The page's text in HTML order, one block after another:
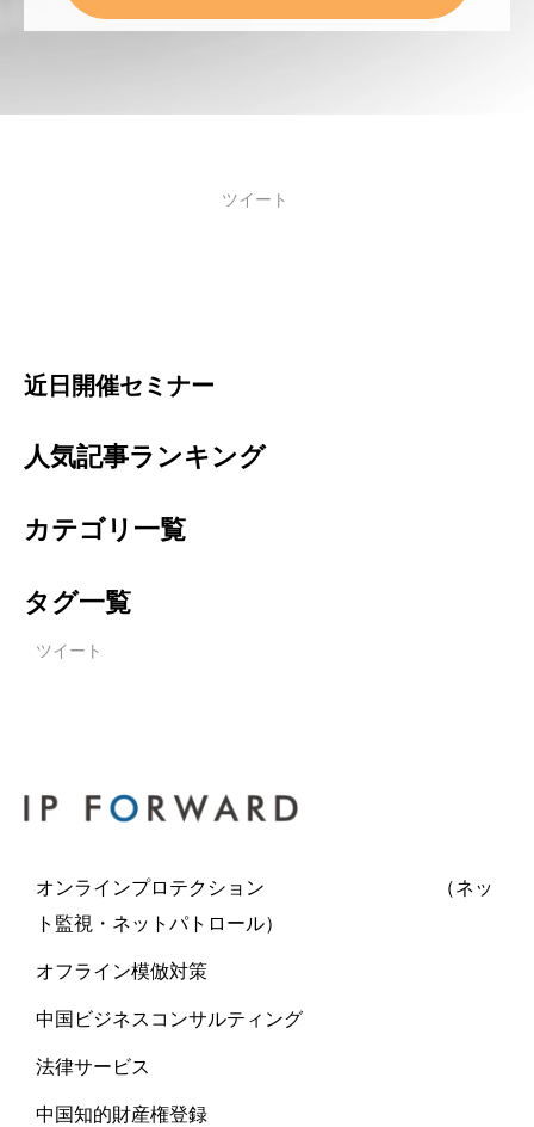
ツイート
近日開催セミナー
人気記事ランキング
カテゴリ一覧
タグ一覧
ツイート
オンラインプロテクション （ネッ
ト監視・ネットパトロール）
オフライン模倣対策
中国ビジネスコンサルティング
法律サービス
中国知的財産権登録